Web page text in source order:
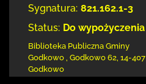
Sygnatura: 821.162.1-3
Status: Do wypożyczenia
Biblioteka Publiczna Gminy
Godkowo Godkowo 62 14-407
Godkowo